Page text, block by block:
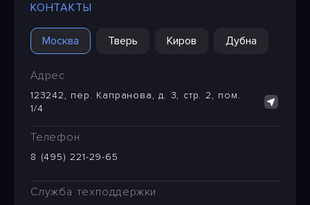
КОНТАКТЫ
Москва Тверь Киров Дубна
Адрес
123242, пер. Капранова, д. 3, стр. 2, пом.
1/4
Телефон
8 (495) 221-29-65
Служба техподдержки